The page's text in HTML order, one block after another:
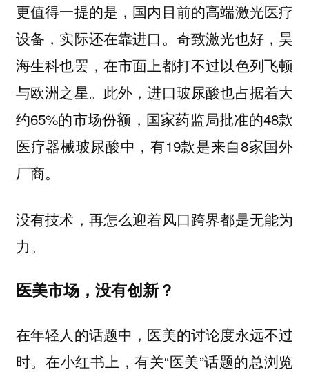
更值得一提的是，国内目前的高端激光医疗
设备，实际还在靠进口。奇致激光也好，昊
海生科也罢，在市面上都打不过以色列飞顿
与欧洲之星。此外，进口玻尿酸也占据着大
约65%的市场份额，国家药监局批准的48款
医疗器械玻尿酸中，有19款是来自8家国外
厂商。
没有技术，再怎么迎着风口跨界都是无能为
力。
医美市场，没有创新？
在年轻人的话题中，医美的讨论度永远不过
时。在小红书上，有关“医美”话题的总浏览